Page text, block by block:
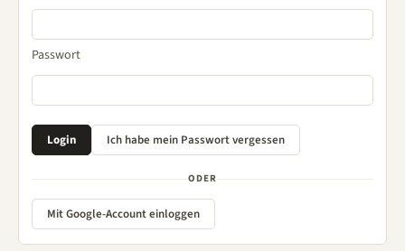
Passwort
ODER
Mit Google-Account einloggen